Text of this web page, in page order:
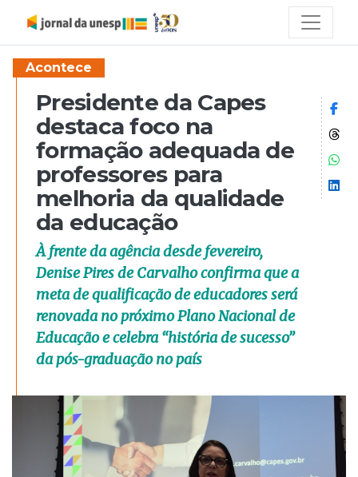
Acontece
Presidente da Capes
destaca foco na
formação adequada de
professores para
melhoria da qualidade
da educação
À frente da agência desde fevereiro,
Denise Pires de Carvalho confirma que a
meta de qualificação de educadores será
renovada no próximo Plano Nacional de
Educação e celebra “história de sucesso”
da pós-graduação no país